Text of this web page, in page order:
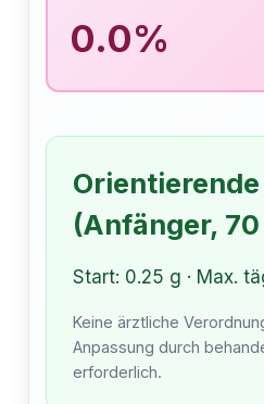
0.0%
(Anfänger,
Start: 0.25 g · Max.
Keine ärztliche
Anpassung durch
erforderlich.